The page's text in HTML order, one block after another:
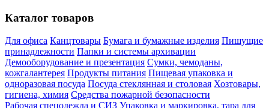
Каталог товаров
Для офиса Канцтовары Бумага и бумажные изделия Пишущие
принадлежности Папки и системы архивации
Демооборудование и презентация Сумки, чемоданы,
кожгалантерея Продукты питания Пищевая упаковка и
одноразовая посуда Посуда стеклянная и столовая Хозтовары,
гигиена, химия Средства пожарной безопасности
Рабочая спецодежда и СИЗ Упаковка и маркировка, тара для